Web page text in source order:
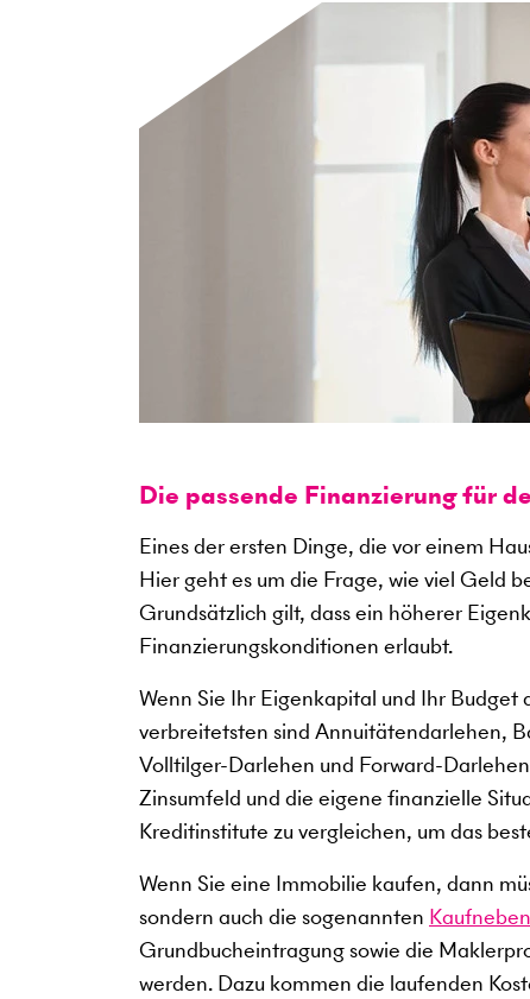
Die passende Finanzierung für
Eines der ersten Dinge, die vor einem
Hier geht es um die Frage, wie viel Geld
Grundsätzlich gilt, dass ein höherer
Finanzierungskonditionen erlaubt.
Wenn Sie Ihr Eigenkapital und Ihr
verbreitetsten sind Annuitätendarlehen,
Volltilger-Darlehen und Forward-
Zinsumfeld und die eigene finanzielle
Kreditinstitute zu vergleichen, um das
Wenn Sie eine Immobilie kaufen, dann
sondern auch die sogenannten
Grundbucheintragung sowie die
werden. Dazu kommen die laufenden